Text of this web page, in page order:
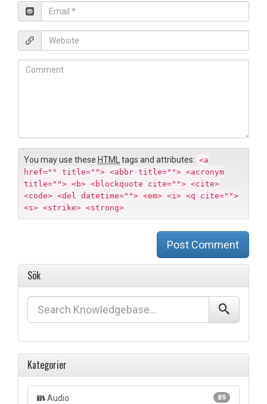
e
*
m
i
l
e
b
t
You may use these HTMLtags and attributes: <a
href="" title=""> <abbr title=""> <acronym
title=""> <b> <blockquote cite=""> <cite>
<code> <del datetime=""> <em> <i> <q cite="">
<s> <strike> <strong>
Post Comment
Sök
Kategorier
89
Audio